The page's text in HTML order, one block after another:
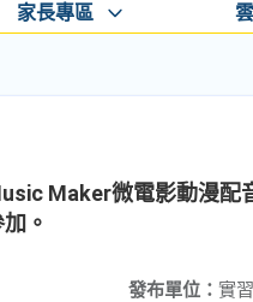
家長專區
Maker微電影動漫配
。
發布單位： 實